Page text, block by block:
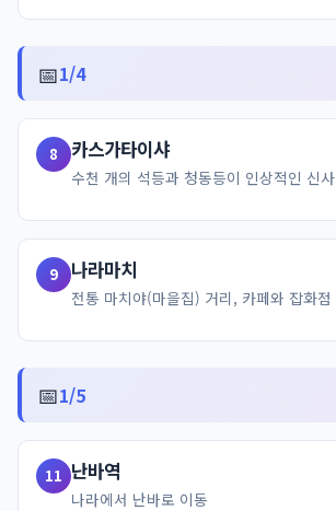
📅1/4
8 카스가타이샤
수천 개의 석등과 청동등이 인상적인 신사
9 나라마치
전통 마치야(마을집) 거리, 카페와 잡화점
📅1/5
11 난바역
나라에서 난바로 이동